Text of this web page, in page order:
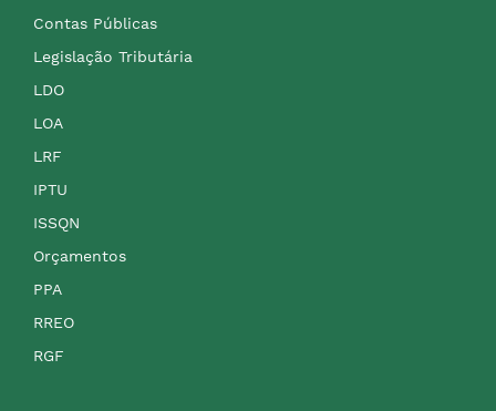
Contas Públicas
Legislação Tributária
LDO
LOA
LRF
IPTU
ISSQN
Orçamentos
PPA
RREO
RGF